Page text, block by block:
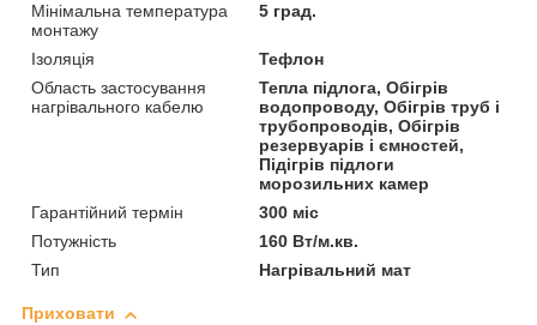
Мінімальна температура
монтажу
5 град.
Ізоляція
Тефлон
Область застосування
нагрівального кабелю
Тепла підлога, Обігрів
водопроводу, Обігрів труб і
трубопроводів, Обігрів
резервуарів і ємностей,
Підігрів підлоги
морозильних камер
Гарантійний термін
300 міс
Потужність
160 Вт/м.кв.
Тип
Нагрівальний мат
Приховати